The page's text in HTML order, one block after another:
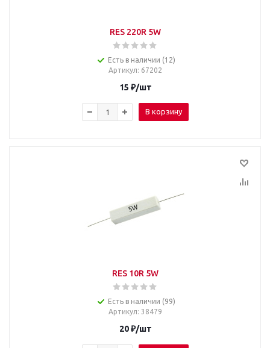
RES 220R 5W
Есть в наличии (12)
Артикул: 67202
15 ₽/шт
В корзину
RES 10R 5W
Есть в наличии (99)
Артикул: 38479
20₽/шт